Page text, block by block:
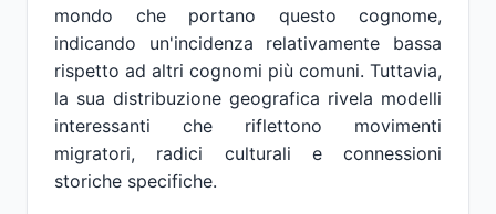
mondo che portano questo cognome,
indicando un'incidenza relativamente bassa
rispetto ad altri cognomi più comuni. Tuttavia,
la sua distribuzione geografica rivela modelli
interessanti che riflettono movimenti
migratori, radici culturali e connessioni
storiche specifiche.